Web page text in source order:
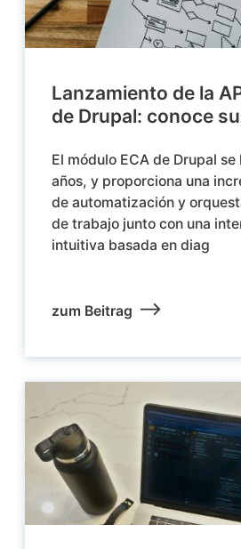
Lanzamiento de la
de Drupal: conoce
El módulo ECA de Drupal se
años, y proporciona una
de automatización y
de trabajo junto con una
intuitiva basada en diag
zum Beitrag